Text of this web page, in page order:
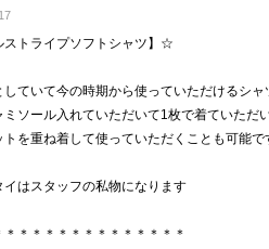
ストライプソフトシャツ】☆
していて今の時期から使っていただけるシャ
ミソール入れていただいて1枚で着ていただ
トを重ね着して使っていただくことも可能
はスタッフの私物になります
＊＊＊＊＊＊＊＊＊＊＊＊＊＊